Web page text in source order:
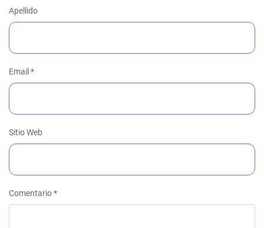
Apellido
Email*
Sitio Web
Comentario*